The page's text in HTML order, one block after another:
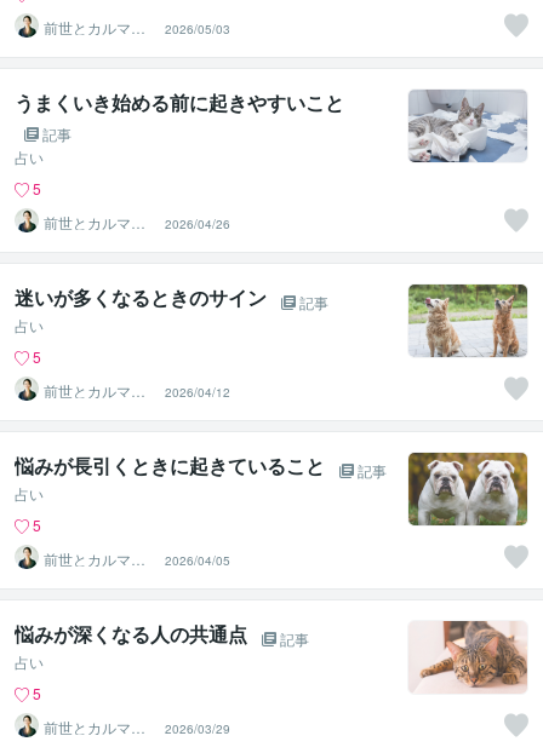
前世とカルマの
翻訳者 Haku
2026/05/03
うまくいき始める前に起きやすいこと
記事
占い
5
前世とカルマの
翻訳者 Haku
2026/04/26
迷いが多くなるときのサイン
記事
占い
5
前世とカルマの
翻訳者 Haku
2026/04/12
悩みが長引くときに起きていること
記事
占い
5
前世とカルマの
翻訳者 Haku
2026/04/05
悩みが深くなる人の共通点
記事
占い
5
前世とカルマの
翻訳者 Haku
2026/03/29